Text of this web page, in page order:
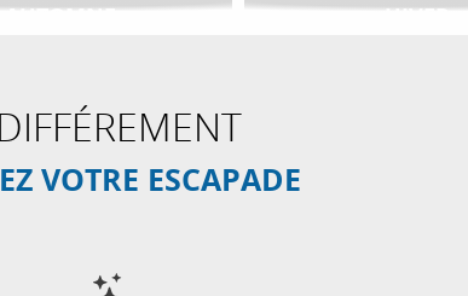
AUTOMNE HIVER
VOTRE ESCAPADE